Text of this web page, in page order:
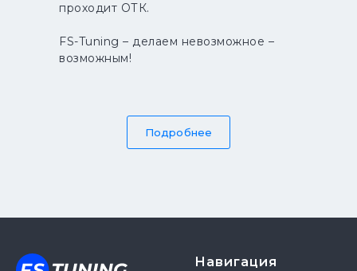
проходит ОТК.
FS-Tuning – делаем невозможное –
возможным!
Подробнее
Навигация